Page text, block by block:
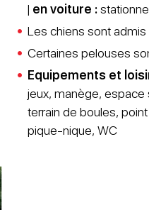
| en voiture :
Les chiens sont
Certaines pelouses
Equipements et
jeux, manège, espace
terrain de boules,
pique-nique, WC